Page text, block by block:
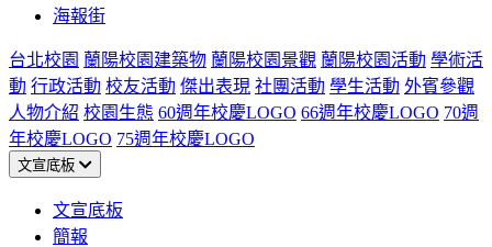
海報街
台北校園 蘭陽校園建築物 蘭陽校園景觀 蘭陽校園活動 學術活
動 行政活動 校友活動 傑出表現 社團活動 學生活動 外賓參觀
人物介紹 校園生態 60週年校慶LOGO 66週年校慶LOGO 70週
年校慶LOGO 75週年校慶LOGO
文宣底板
文宣底板
簡報